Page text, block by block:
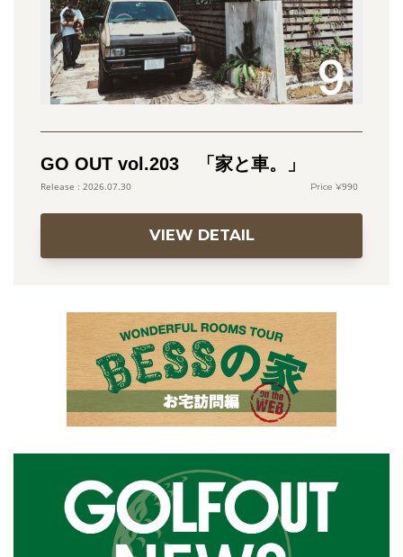
GO OUT vol.203 「家と車。」
2026.07.30 990
VIEW DETAIL